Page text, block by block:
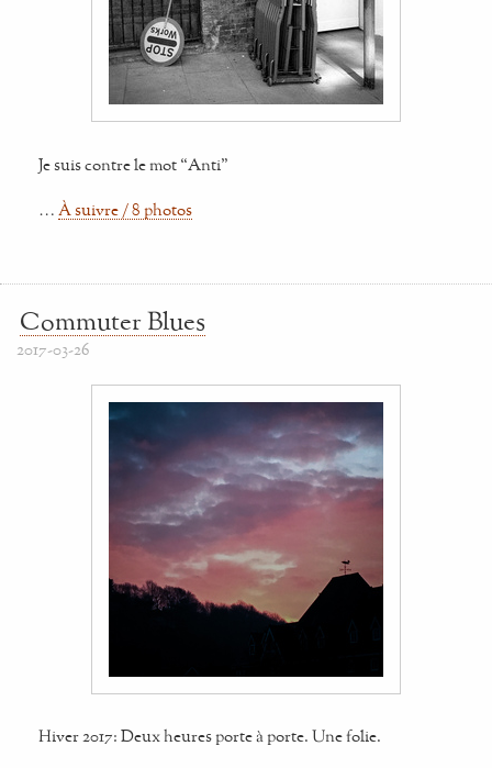
Je suis contre le mot “Anti”
… À suivre / 8 photos
Commuter Blues
2017-03-26
Hiver 2017: Deux heures porte à porte. Une folie.